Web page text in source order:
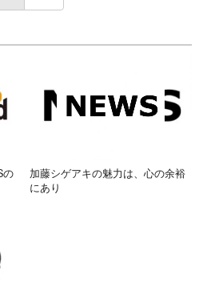
の
加藤シゲアキの魅力は、心の余裕
にあり